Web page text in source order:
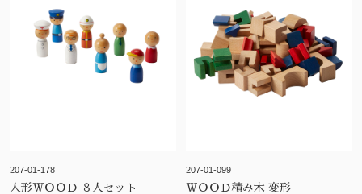
207-01-178
人形ＷＯＯＤ ８人セット
207-01-099
ＷＯＯＤ積み木 変形